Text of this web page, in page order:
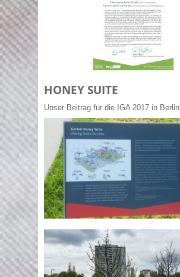
HONEY SUITE
Unser Beitrag für die IGA 2017 in Berlin